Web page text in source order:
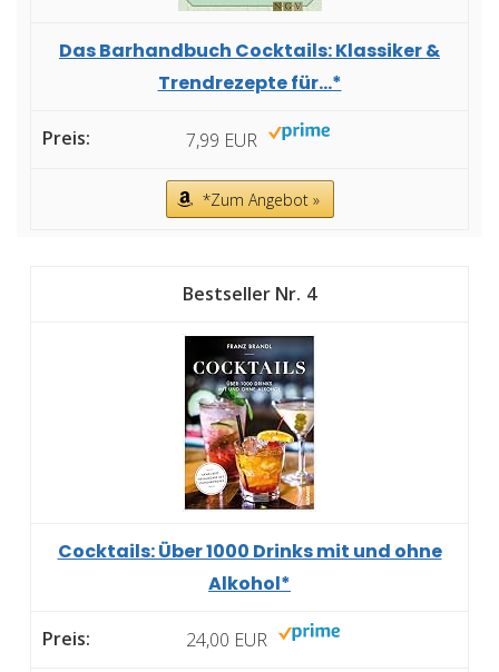
Das Barhandbuch Cocktails: Klassiker &
Trendrezepte für...*
7,99 EUR
*Zum Angebot »
4
Cocktails: Über 1000 Drinks mit und ohne
Alkohol*
24,00 EUR